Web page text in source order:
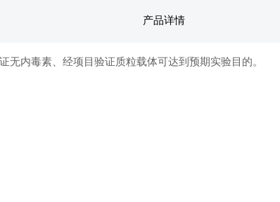
产品详情
内毒素、经项目验证质粒载体可达到预期实验目的。